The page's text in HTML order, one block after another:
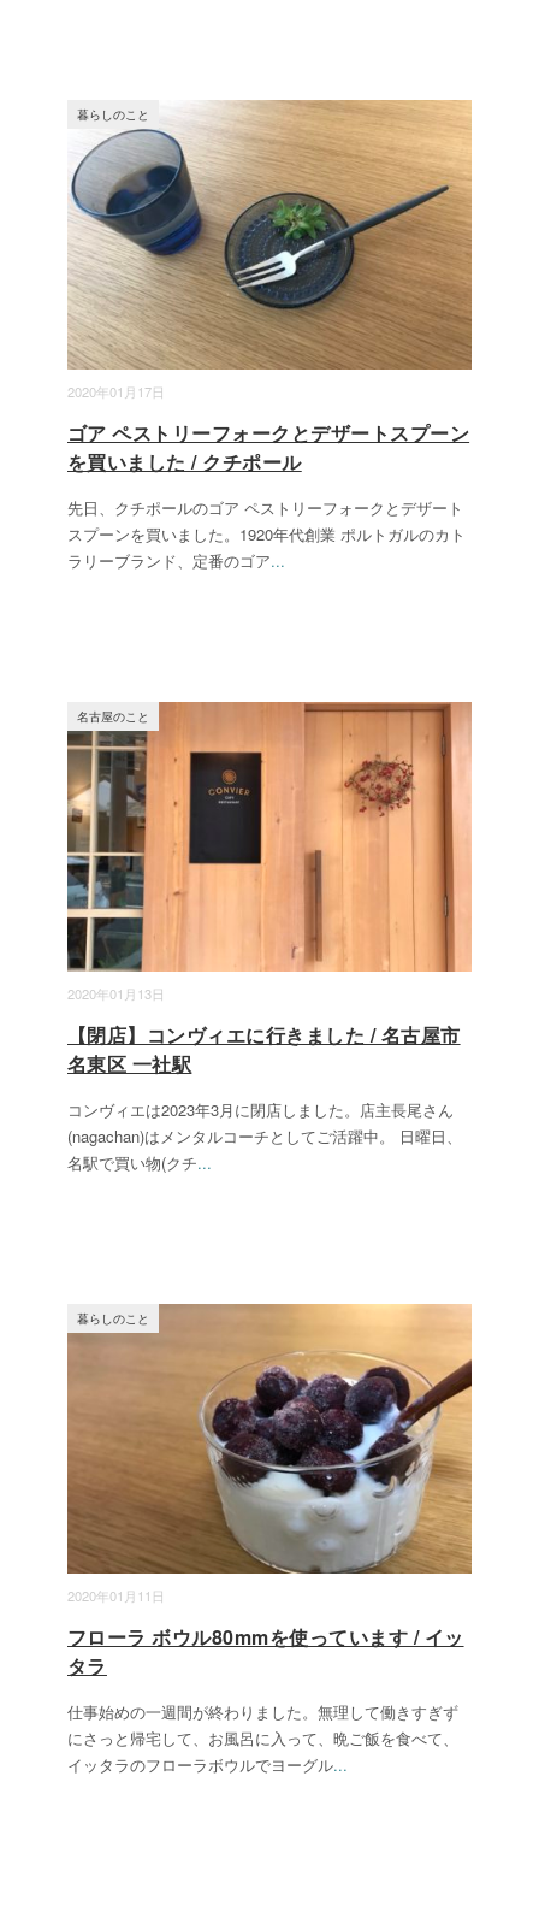
2020年01月17日
暮らしのこと
ゴア ペストリーフォークとデザートスプーン
を買いました / クチポール
先日、クチポールのゴア ペストリーフォークとデザート
スプーンを買いました。1920年代創業 ポルトガルのカト
ラリーブランド、定番のゴア...
2020年01月13日
名古屋のこと
【閉店】コンヴィエに行きました / 名古屋市
名東区 一社駅
コンヴィエは2023年3月に閉店しました。店主長尾さん
(nagachan)はメンタルコーチとしてご活躍中。 日曜日、
名駅で買い物(クチ...
2020年01月11日
暮らしのこと
フローラ ボウル80mmを使っています / イッ
タラ
仕事始めの一週間が終わりました。無理して働きすぎず
にさっと帰宅して、お風呂に入って、晩ご飯を食べて、
イッタラのフローラボウルでヨーグル...